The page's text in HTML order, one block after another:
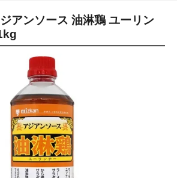
アンソース 油淋鶏 ユーリン